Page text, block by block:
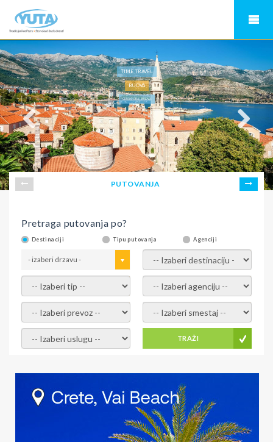
TIME TRAVEL
BUDVA
CRNA GORA - BUDVA
PUTOVANJA
Pretraga putovanja po?
Destinaciji Tipu putovanja Agenciji
- izaberi drzavu - - izaberi destinaciju -
- izaberi tip - - izaberi agenciju -
- izaberi prevoz - - Izaberite smestaj -
- Izaberite uslugu - TRAŽI